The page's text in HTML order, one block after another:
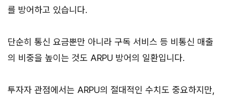
를 방어하고 있습니다.
단순히 통신 요금뿐만 아니라 구독 서비스 등 비통신 매출
의 비중을 높이는 것도 ARPU 방어의 일환입니다.
투자자 관점에서는 ARPU의 절대적인 수치도 중요하지만,